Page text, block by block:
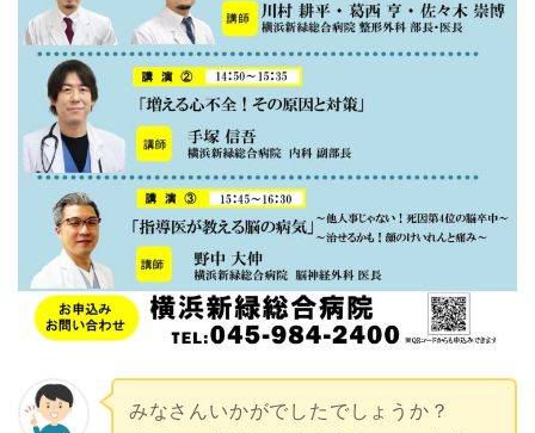
みなさんいかがでしたでしょうか？